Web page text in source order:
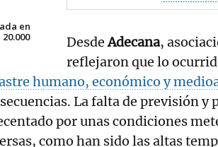
en
DesdeAdecana,
reflejaron que lo
humano, económico y
La falta de previsión y
por unas condiciones
como han sido las altas